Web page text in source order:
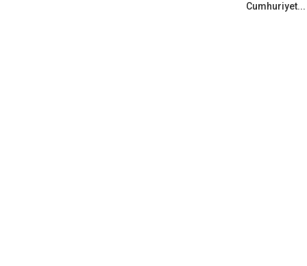
Cumhuriyet...